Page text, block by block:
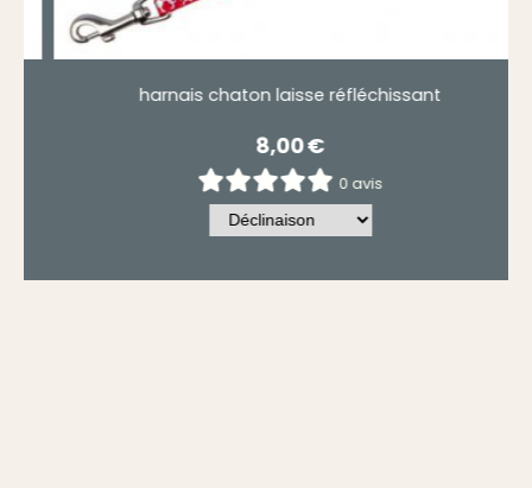
harnais chaton laisse réfléchissant
8,00€
0 avis